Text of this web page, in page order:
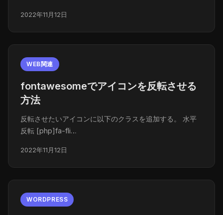
2022年11月12日
WEB関連
fontawesomeでアイコンを反転させる
方法
反転させたいアイコンに以下のクラスを追加する。 水平
反転 [php]fa-fli…
2022年11月12日
WORDPRESS